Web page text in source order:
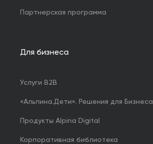
Партнерская программа
Для бизнеса
Услуги B2B
«Альпина.Дети». Решения для Бизнеса
Продукты Alpina Digital
Корпоративная библиотека